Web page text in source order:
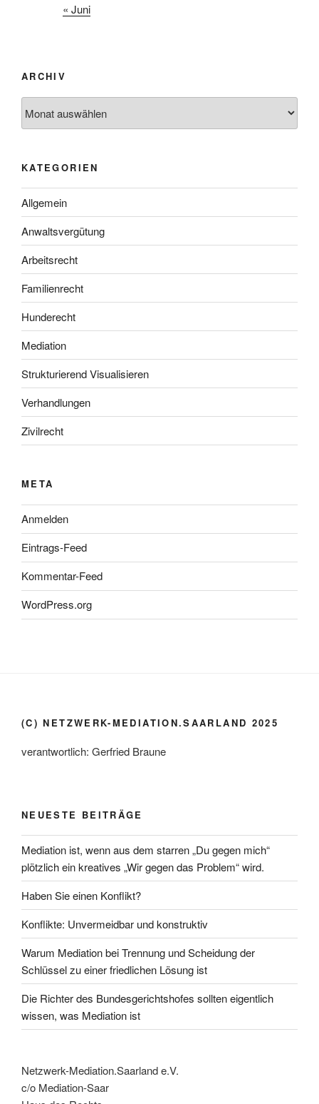
« Juni
ARCHIV
KATEGORIEN
Allgemein
Anwaltsvergütung
Arbeitsrecht
Familienrecht
Hunderecht
Mediation
Strukturierend Visualisieren
Verhandlungen
Zivilrecht
META
Anmelden
Eintrags-Feed
Kommentar-Feed
WordPress.org
(C) NETZWERK-MEDIATION.SAARLAND 2025
verantwortlich: Gerfried Braune
NEUESTE BEITRÄGE
Mediation ist, wenn aus dem starren „Du gegen mich“
plötzlich ein kreatives „Wir gegen das Problem“ wird.
Haben Sie einen Konflikt?
Konflikte: Unvermeidbar und konstruktiv
Warum Mediation bei Trennung und Scheidung der
Schlüssel zu einer friedlichen Lösung ist
Die Richter des Bundesgerichtshofes sollten eigentlich
wissen, was Mediation ist
Netzwerk-Mediation.Saarland e.V.
c/o Mediation-Saar